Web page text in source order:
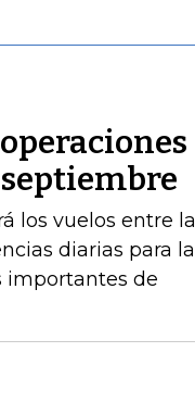
los vuelos entre la
diarias para la
importantes de